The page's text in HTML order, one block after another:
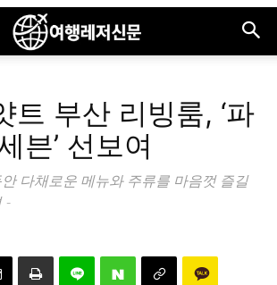
트 부산 리빙룸, ‘파
븐’ 선보여
다채로운 메뉴와 주류를 마음껏 즐길
-